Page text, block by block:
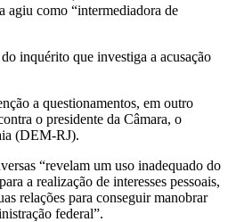
agiu como “intermediadora de
inquérito que investiga a acusação
a questionamentos, em outro
o presidente da Câmara, o
(DEM-RJ).
“revelam um uso inadequado do
a realização de interesses pessoais,
relações para conseguir manobrar
federal”.